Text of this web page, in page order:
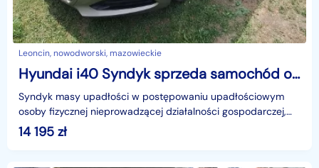
Leoncin, nowodworski, mazowieckie
Hyundai i40 Syndyk sprzeda samochód osobowy HYUNDAI i40 1.7 CRDi MR`15 E6
Syndyk masy upadłości w postępowaniu upadłościowym
osoby fizycznej nieprowadzącej działalności gospodarczej,
zaprasza do składania ofert w ramach rokowań na spr
14 195 zł